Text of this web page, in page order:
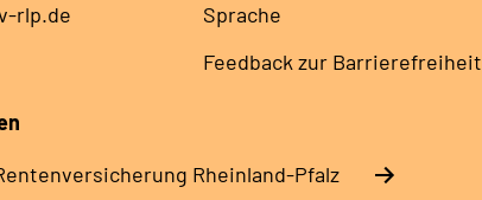
rlp.de
Sprache
Feedback zur Barrierefreiheit
Rheinland-Pfalz